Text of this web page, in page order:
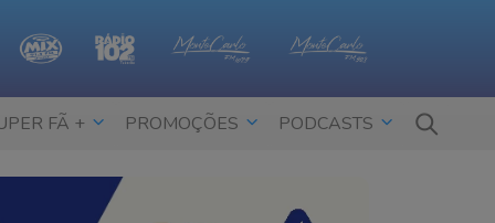
FÃ + PROMOÇÕES PODCASTS